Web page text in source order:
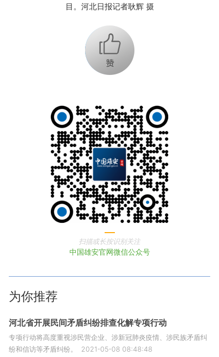
目。河北日报记者耿辉 摄
+1
扫描或长按识别关注
中国雄安官网微信公众号
为你推荐
河北省开展民间矛盾纠纷排查化解专项行动
专项行动将高度重视涉民营企业、涉新冠肺炎疫情、涉民族矛盾纠
纷和信访等矛盾纠纷。
2021-05-08 08:48:48